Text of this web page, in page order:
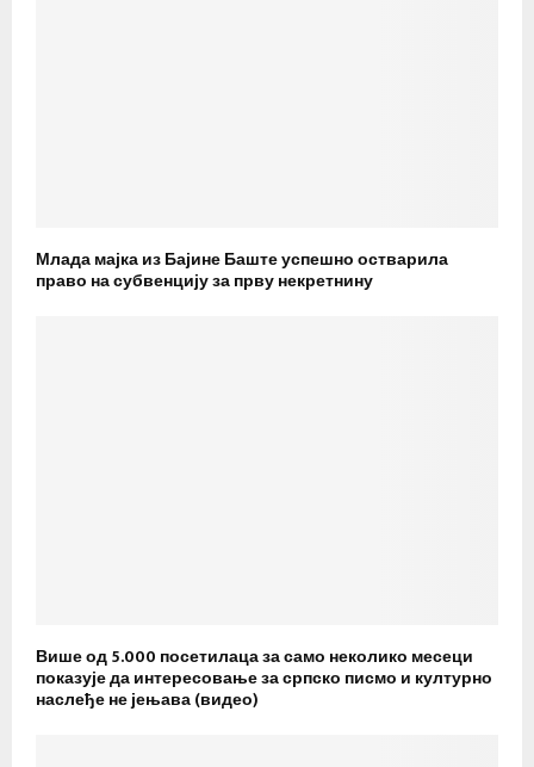
Млада мајка из Бајине Баште успешно остварила
право на субвенцију за прву некретнину
Више од 5.000 посетилаца за само неколико месеци
показује да интересовање за српско писмо и културно
наслеђе не јењава (видео)